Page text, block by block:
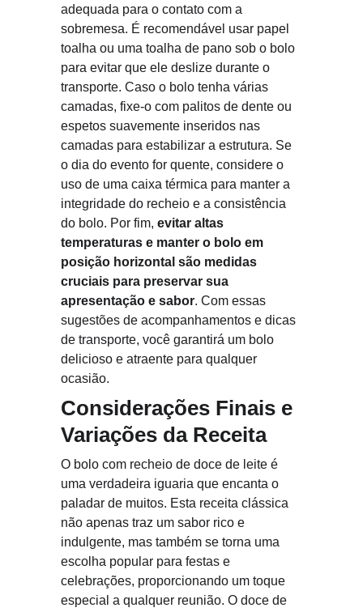
adequada para o contato com a
sobremesa. É recomendável usar papel
toalha ou uma toalha de pano sob o bolo
para evitar que ele deslize durante o
transporte. Caso o bolo tenha várias
camadas, fixe-o com palitos de dente ou
espetos suavemente inseridos nas
camadas para estabilizar a estrutura. Se
o dia do evento for quente, considere o
uso de uma caixa térmica para manter a
integridade do recheio e a consistência
do bolo. Por fim, evitar altas
temperaturas e manter o bolo em
posição horizontal são medidas
cruciais para preservar sua
apresentação e sabor. Com essas
sugestões de acompanhamentos e dicas
de transporte, você garantirá um bolo
delicioso e atraente para qualquer
ocasião.
Considerações Finais e
Variações da Receita
O bolo com recheio de doce de leite é
uma verdadeira iguaria que encanta o
paladar de muitos. Esta receita clássica
não apenas traz um sabor rico e
indulgente, mas também se torna uma
escolha popular para festas e
celebrações, proporcionando um toque
especial a qualquer reunião. O doce de